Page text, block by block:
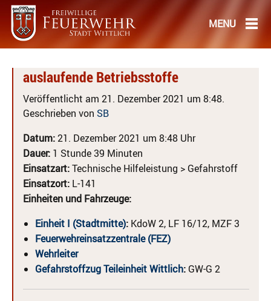
auslaufende Betriebsstoffe
Veröffentlicht am 21. Dezember 2021 um 8:48.
Geschrieben von SB
Datum:21. Dezember 2021 um 8:48 Uhr
Dauer: 1 Stunde 39 Minuten
Einsatzart:Technische Hilfeleistung > Gefahrstoff
Einsatzort: L-141
Einheiten und Fahrzeuge:
Einheit I (Stadtmitte): KdoW 2, LF 16/12, MZF 3
Feuerwehreinsatzzentrale (FEZ)
Wehrleiter
Gefahrstoffzug Teileinheit Wittlich: GW-G 2